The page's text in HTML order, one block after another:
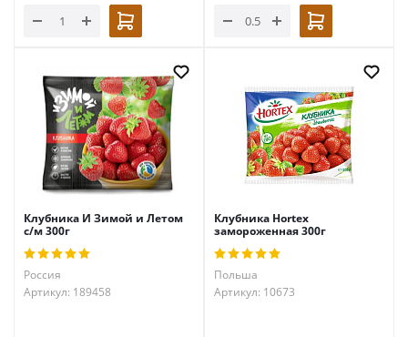
Клубника И Зимой и Летом
с/м 300г
Россия
Артикул: 189458
Клубника Hortex
замороженная 300г
Польша
Артикул: 10673